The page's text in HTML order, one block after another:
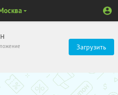
Загрузить